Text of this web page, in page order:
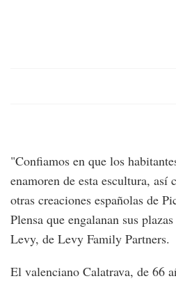
"Confiamos en que los
enamoren de esta escultura, así
otras creaciones españolas de
Plensa que engalanan sus
Levy, de Levy Family Partners.
El valenciano Calatrava, de 66